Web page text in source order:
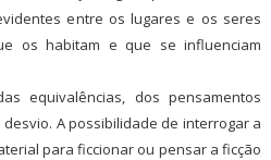
entre os lugares e os seres
os habitam e que se influenciam
equivalências, dos pensamentos
A possibilidade de interrogar a
para ficcionar ou pensar a ficção